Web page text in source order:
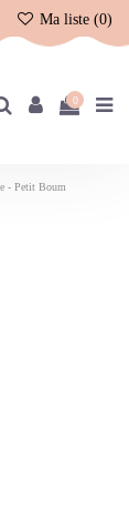
Ma liste (0)
0
- Petit Boum